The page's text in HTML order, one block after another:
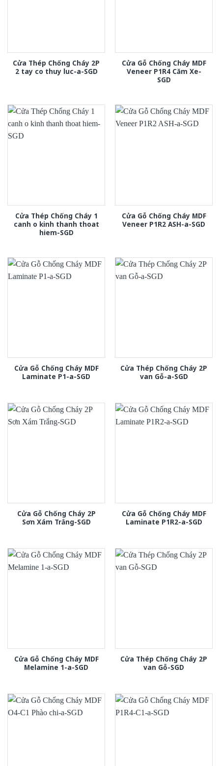
Cửa Thép Chống Cháy 2P
2 tay co thuy luc-a-SGD
Cửa Gỗ Chống Cháy MDF
Veneer P1R4 Căm Xe-
SGD
Cửa Thép Chống Cháy 1
canh o kinh thanh thoat
hiem-SGD
Cửa Gỗ Chống Cháy MDF
Veneer P1R2 ASH-a-SGD
Cửa Gỗ Chống Cháy MDF
Laminate P1-a-SGD
Cửa Thép Chống Cháy 2P
van Gỗ-a-SGD
Cửa Gỗ Chống Cháy 2P
Sơn Xám Trắng-SGD
Cửa Gỗ Chống Cháy MDF
Laminate P1R2-a-SGD
Cửa Gỗ Chống Cháy MDF
Melamine 1-a-SGD
Cửa Thép Chống Cháy 2P
van Gỗ-SGD